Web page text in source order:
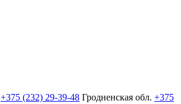
+375 (232) 29-39-48 Гродненская обл. +375